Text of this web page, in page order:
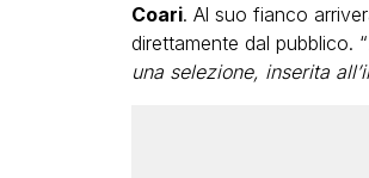
Coari. Al suo fianco
direttamente dal pubblico. “
una selezione, inserita